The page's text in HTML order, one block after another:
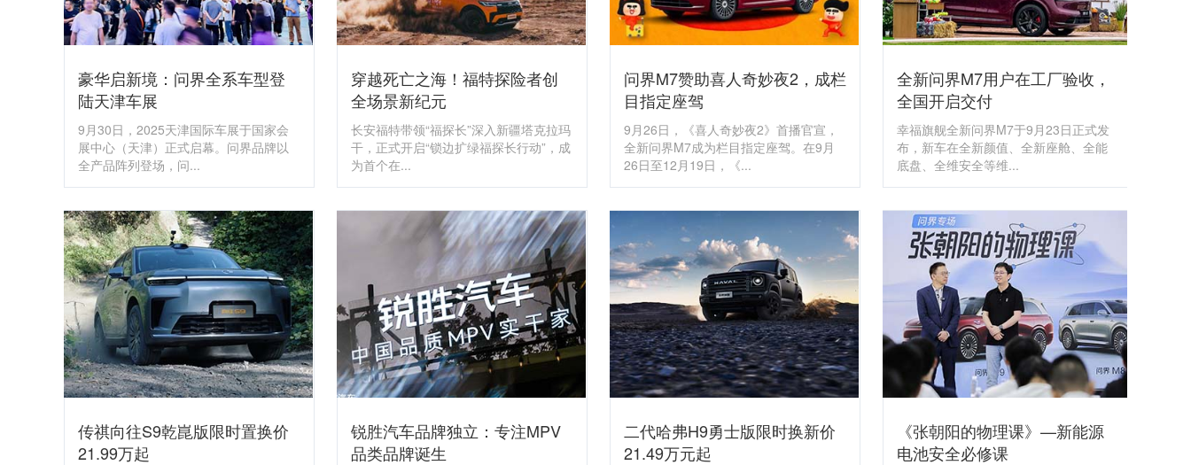
豪华启新境：问界全系车型登
陆天津车展
9月30日，2025天津国际车展于国家会
展中心（天津）正式启幕。问界品牌以
全产品阵列登场，问...
穿越死亡之海！福特探险者创
全场景新纪元
长安福特带领“福探长”深入新疆塔克拉玛
干，正式开启“锁边扩绿福探长行动”，成
为首个在...
问界M7赞助喜人奇妙夜2，成栏
目指定座驾
9月26日，《喜人奇妙夜2》首播官宣，
全新问界M7成为栏目指定座驾。在9月
26日至12月19日，《...
全新问界M7用户在工厂验收，
全国开启交付
幸福旗舰全新问界M7于9月23日正式发
布，新车在全新颜值、全新座舱、全能
底盘、全维安全等维...
传祺向往S9乾崑版限时置换价
21.99万起
锐胜汽车品牌独立：专注MPV
品类品牌诞生
二代哈弗H9勇士版限时换新价
21.49万元起
《张朝阳的物理课》—新能源
电池安全必修课